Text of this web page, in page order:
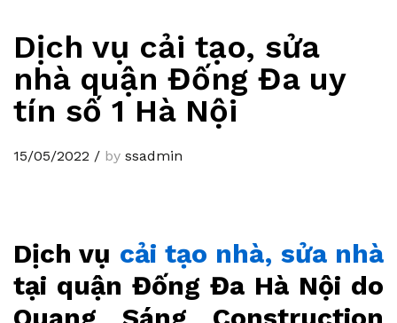
Dịch vụ cải tạo, sửa
nhà quận Đống Đa uy
tín số 1 Hà Nội
15/05/2022 / by ssadmin
Dịch vụ cải tạo nhà, sửa nhà
tại quận Đống Đa Hà Nội do
Quang Sáng Construction